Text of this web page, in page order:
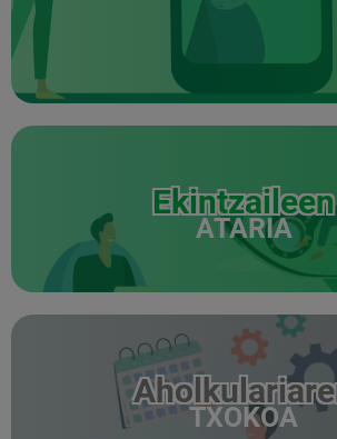
Ekintzaileen
ATARIA
TXOKOA